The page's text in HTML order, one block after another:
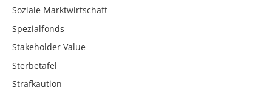
Soziale Marktwirtschaft
Spezialfonds
Stakeholder Value
Sterbetafel
Strafkaution